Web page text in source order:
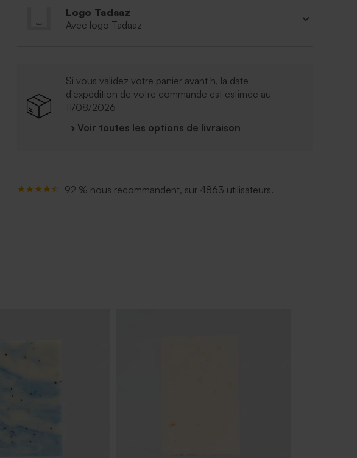
Logo Tadaaz
Avec logo Tadaaz
Si vous validez votre panier avant h, la date
d'expédition de votre commande est estimée au
11/08/2026
› Voir toutes les options de livraison
92 % nous recommandent, sur 4863 utilisateurs.